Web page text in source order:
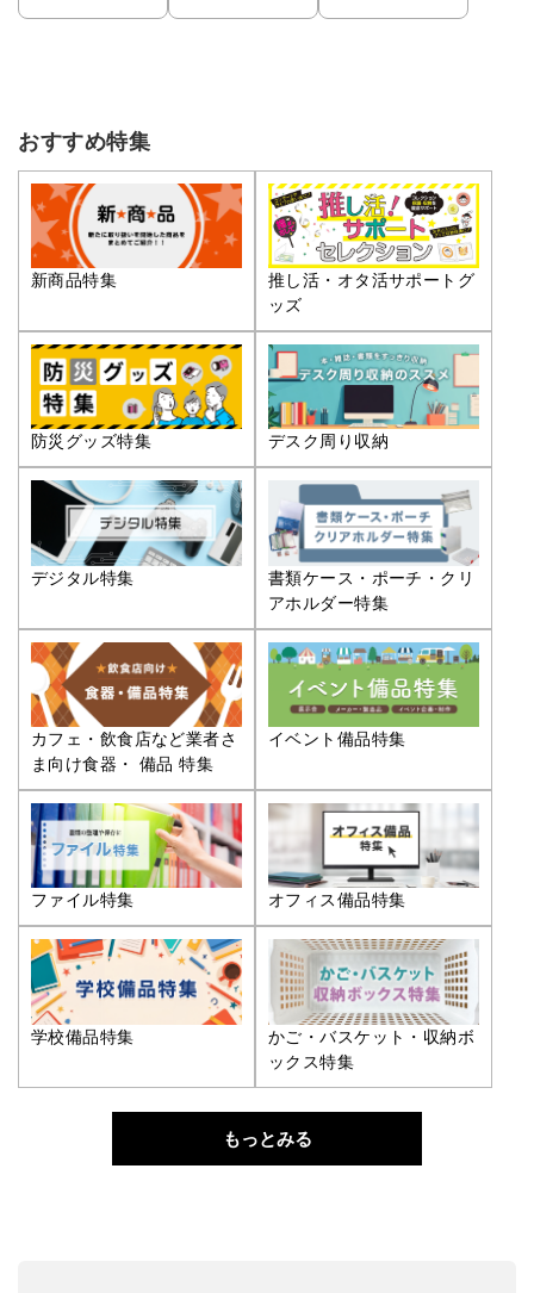
おすすめ特集
新商品特集
推し活・オタ活サポートグ
ッズ
防災グッズ特集 デスク周り収納
デジタル特集
書類ケース・ポーチ・クリ
アホルダー特集
カフェ・飲食店など業者さ
ま向け食器・ 備品 特集
イベント備品特集
ファイル特集 オフィス備品特集
学校備品特集
かご・バスケット・収納ボ
ックス特集
もっとみる